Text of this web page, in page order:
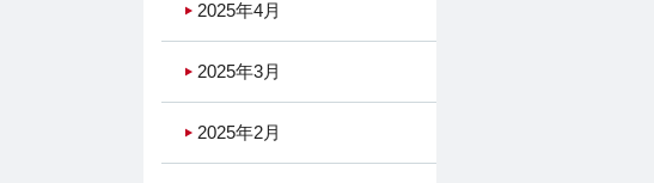
2025年4月
2025年3月
2025年2月